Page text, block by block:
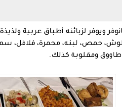
ويوفر لزبائنه أطباق عربية
حمص، لبنه، محمرة، فلافل،
ومقلوبة كذلك.